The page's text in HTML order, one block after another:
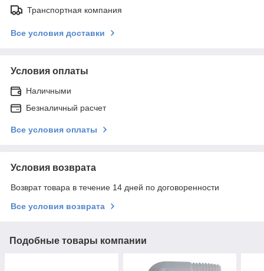
Транспортная компания
Все условия доставки
Условия оплаты
Наличными
Безналичный расчет
Все условия оплаты
Условия возврата
Возврат товара в течение 14 дней по договоренности
Все условия возврата
Подобные товары компании